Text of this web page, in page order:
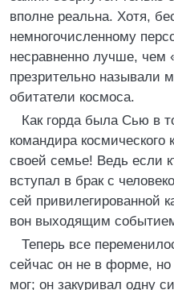
вполне реальна. Хотя,
немногочисленному
несравненно лучше, чем
презрительно называли
обитатели космоса.
Как горда была Сью в
командира
своей семье! Ведь если
вступал в брак с
сей привилегированной
вон выходящим
Теперь все
сейчас он не в форме, но
мог; он закуривал одну